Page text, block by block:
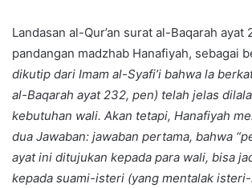
Landasan al-Qur’an surat al-Baqarah ayat
pandangan madzhab Hanafiyah, sebagai
dikutip dari Imam al-Syafi’i bahwa la
al-Baqarah ayat 232, pen) telah jelas
kebutuhan wali. Akan tetapi, Hanafiyah
dua Jawaban: jawaban pertama, bahwa
ayat ini ditujukan kepada para wali, bisa
kepada suami-isteri (yang mentalak